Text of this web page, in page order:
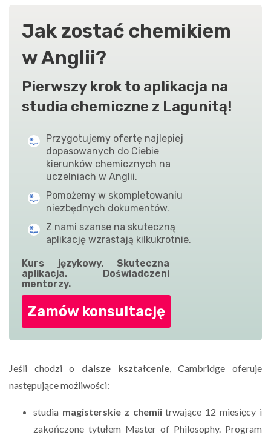
Jak zostać chemikiem
w Anglii?
Pierwszy krok to aplikacja na
studia chemiczne z Lagunitą!
Przygotujemy ofertę najlepiej
dopasowanych do Ciebie
kierunków chemicznych na
uczelniach w Anglii.
Pomożemy w skompletowaniu
niezbędnych dokumentów.
Z nami szanse na skuteczną
aplikację wzrastają kilkukrotnie.
Kurs językowy. Skuteczna
aplikacja. Doświadczeni
mentorzy.
Zamów konsultację
Jeśli chodzi o dalsze kształcenie, Cambridge oferuje
następujące możliwości:
studia magisterskie z chemiitrwające 12 miesięcy i
zakończone tytułem Master of Philosophy. Program